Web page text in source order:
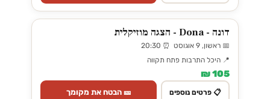
דונה - Dona - הצגה מוזיקלית
📅 ראשון, 9 אוגוסט ⏰ 20:30
📍 היכל התרבות פתח תקווה
105 ₪
📋 פרטים נוספים 🎫 הבטח את מקומך